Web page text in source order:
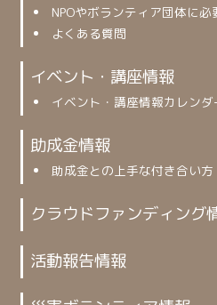
NPOやボランティア団体に必
よくある質問
イベント・講座情報
イベント・講座情報カレンダ
助成金情報
助成金との上手な付き合い方
クラウドファンディング
活動報告情報